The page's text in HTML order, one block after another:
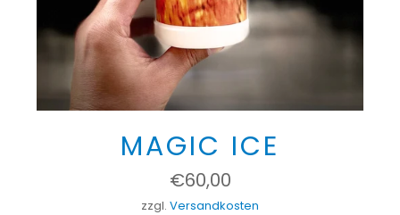
MAGIC ICE
Normaler
Preis
€60,00
zzgl. Versandkosten